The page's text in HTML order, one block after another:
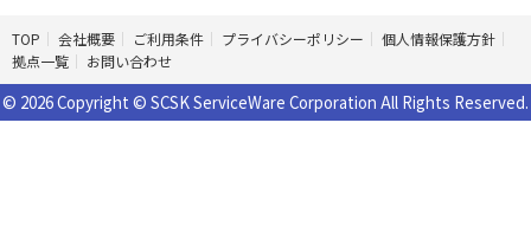
TOP 会社概要 ご利用条件 プライバシーポリシー
個人情報保護方針
拠点一覧
お問い合わせ
© 2026 Copyright © SCSK ServiceWare Corporation All Rights Reserved.